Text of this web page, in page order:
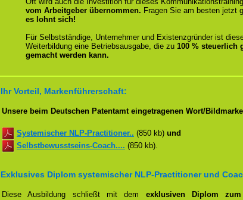
vom Arbeitgeber übernommen. Fragen Sie am besten jetzt
es lohnt sich!
Für Selbstständige, Unternehmer und Existenzgründer ist
Weiterbildung eine Betriebsausgabe, die zu 100 % steuerlich
gemacht werden kann.
Ihr Vorteil, Markenführerschaft:
Unsere beim Deutschen Patentamt eingetragenen Wort/
Systemischer NLP-Practitioner.. (850 kb) und
Selbstbewusstseins-Coach.... (850 kb).
Exklusives Diplom systemischer NLP-Practitioner und
Diese Ausbildung schließt mit dem exklusiven Diplom